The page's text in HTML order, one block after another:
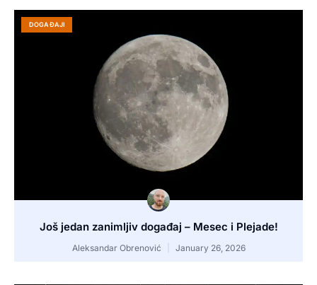
DOGAĐAJI
Još jedan zanimljiv događaj – Mesec i Plejade!
Aleksandar Obrenović January 26, 2026